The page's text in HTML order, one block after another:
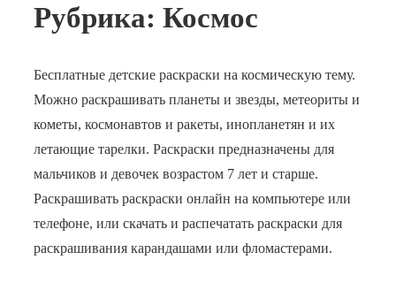
Рубрика: Космос
Бесплатные детские раскраски на космическую тему.
Можно раскрашивать планеты и звезды, метеориты и
кометы, космонавтов и ракеты, инопланетян и их
летающие тарелки. Раскраски предназначены для
мальчиков и девочек возрастом 7 лет и старше.
Раскрашивать раскраски онлайн на компьютере или
телефоне, или скачать и распечатать раскраски для
раскрашивания карандашами или фломастерами.